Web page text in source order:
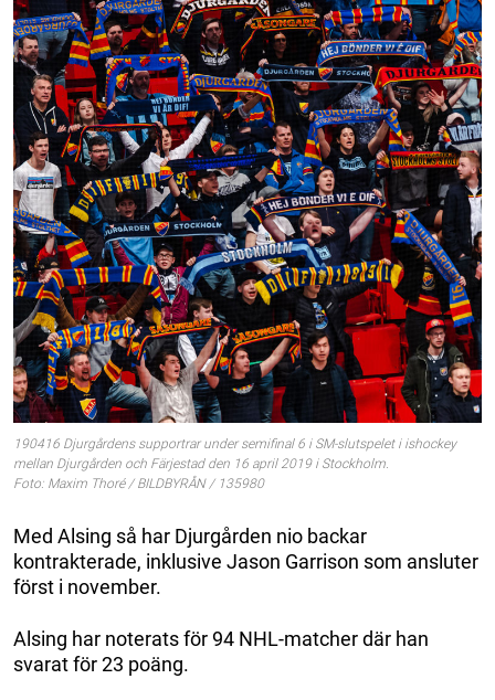
190416 Djurgårdens supportrar under semifinal 6 i SM-slutspelet i ishockey
mellan Djurgården och Färjestad den 16 april 2019 i Stockholm.
Foto: Maxim Thoré / BILDBYRÅN / 135980
Med Alsing så har Djurgården nio backar
kontrakterade, inklusive Jason Garrison som ansluter
först i november.
Alsing har noterats för 94 NHL-matcher där han
svarat för 23 poäng.